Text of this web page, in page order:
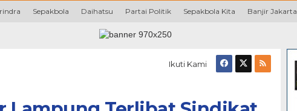
Sepakbola Daihatsu Partai Politik Sepakbola Kita Banjir Jakarta
Ikuti Kami